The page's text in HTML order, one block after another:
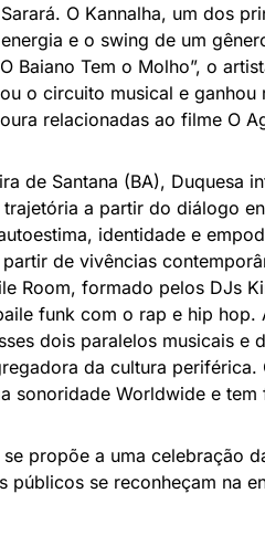
O Kannalha, um dos
e o swing de um
Baiano Tem o Molho”, o
o circuito musical e
relacionadas ao filme O
de Santana (BA), Duquesa
a partir do diálogo
identidade e
de vivências
Room, formado pelos DJs
funk com o rap e hip
dois paralelos musicais e
da cultura
sonoridade Worldwide e
se propõe a uma celebração
públicos se reconheçam na